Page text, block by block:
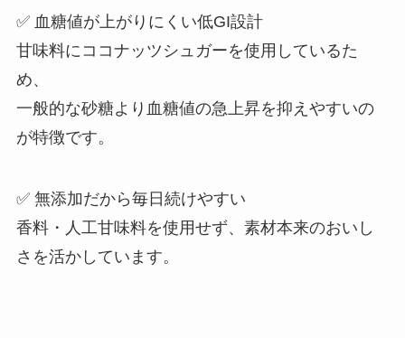
✅ 血糖値が上がりにくい低GI設計
甘味料にココナッツシュガーを使用しているた
め、
一般的な砂糖より血糖値の急上昇を抑えやすいの
が特徴です。
✅ 無添加だから毎日続けやすい
香料・人工甘味料を使用せず、素材本来のおいし
さを活かしています。